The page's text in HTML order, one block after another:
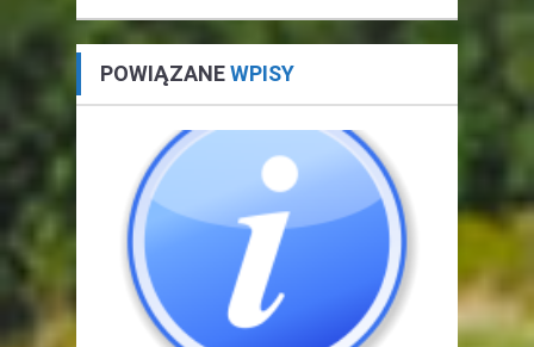
POWIĄZANEWPISY